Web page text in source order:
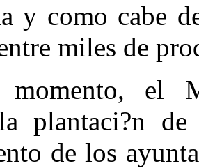
y como cabe
miles de
momento, el
plantaci?n
de los